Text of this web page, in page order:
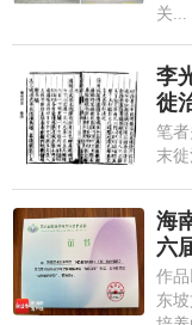
关...
李
徙
笔
末
海
六
作
东